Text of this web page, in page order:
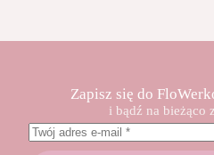
Zapisz się do
i bądź na bieżąco